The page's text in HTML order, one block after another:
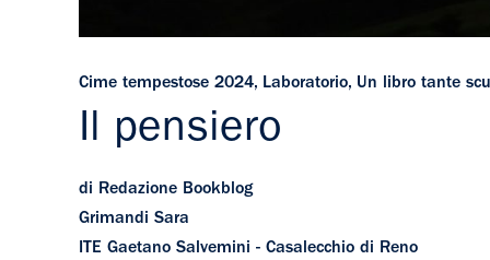
Cime tempestose 2024, Laboratorio, Un libro tante
Il pensiero
di Redazione Bookblog
Grimandi Sara
ITE Gaetano Salvemini - Casalecchio di Reno